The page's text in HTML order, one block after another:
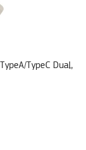
TypeC Dual,